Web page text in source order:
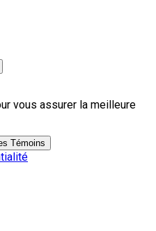
vous assurer la meilleure
Témoins